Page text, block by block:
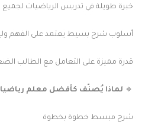
خبرة طويلة في تدريس الرياضيات لجميع
أسلوب شرح بسيط يعتمد على الفهم
قدرة مميزة على التعامل مع الطالب
🔹 لماذا يُصنّف كأفضل معلم
شرح مبسط خطوة بخطوة